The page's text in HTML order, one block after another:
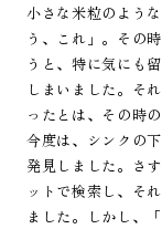
小さな米粒のよう
う、これ」。その
うと、特に気にも
しまいました。そ
ったとは、その時
今度は、シンクの
発見しました。さ
ットで検索し、そ
ました。しかし、